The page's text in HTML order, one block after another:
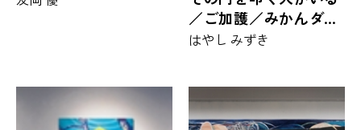
／ご加護／みかんダー
ツ／ぱらはらりん／ひ
はやし みずき